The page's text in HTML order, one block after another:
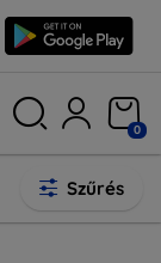
0
Szűrés